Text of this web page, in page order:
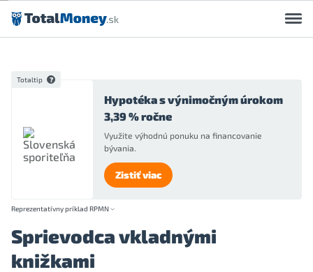
Preskočiť na obsah
Totaltip
Hypotéka s výnimočným úrokom
3,39 % ročne
Využite výhodnú ponuku na financovanie
bývania.
Zistiť viac
Reprezentatívny príklad RPMN
Sprievodca vkladnými
knižkami